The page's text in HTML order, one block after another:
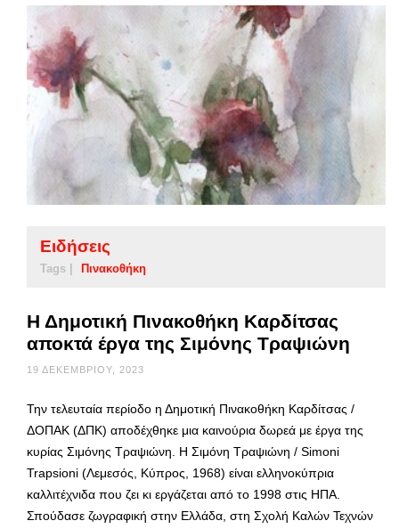
Ειδήσεις
Tags | Πινακοθήκη
Η Δημοτική Πινακοθήκη Καρδίτσας
αποκτά έργα της Σιμόνης Τραψιώνη
19 ΔΕΚΕΜΒΡΊΟΥ, 2023
Την τελευταία περίοδο η Δημοτική Πινακοθήκη Καρδίτσας /
ΔΟΠΑΚ (ΔΠΚ) αποδέχθηκε μια καινούρια δωρεά με έργα της
κυρίας Σιμόνης Τραψιώνη. Η Σιμόνη Τραψιώνη / Simoni
Trapsioni (Λεμεσός, Κύπρος, 1968) είναι ελληνοκύπρια
καλλιτέχνιδα που ζει κι εργάζεται από το 1998 στις ΗΠΑ.
Σπούδασε ζωγραφική στην Ελλάδα, στη Σχολή Καλών Τεχνών